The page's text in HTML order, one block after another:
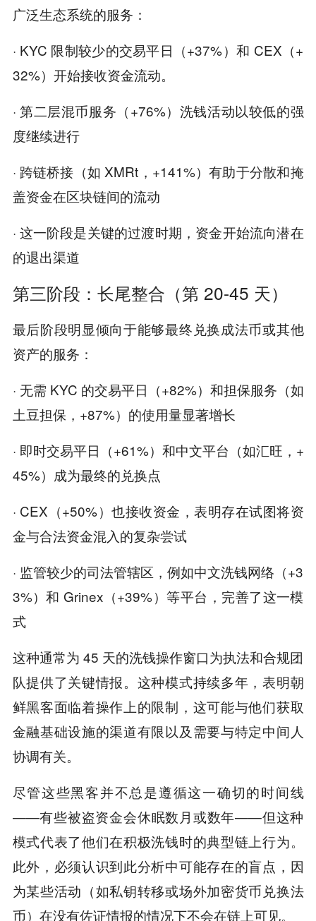
广泛生态系统的服务：
· KYC 限制较少的交易平日（+37%）和 CEX（+
32%）开始接收资金流动。
· 第二层混币服务（+76%）洗钱活动以较低的强
度继续进行
· 跨链桥接（如 XMRt，+141%）有助于分散和掩
盖资金在区块链间的流动
· 这一阶段是关键的过渡时期，资金开始流向潜在
的退出渠道
第三阶段：长尾整合（第 20-45 天）
最后阶段明显倾向于能够最终兑换成法币或其他
资产的服务：
· 无需 KYC 的交易平日（+82%）和担保服务（如
土豆担保，+87%）的使用量显著增长
· 即时交易平日（+61%）和中文平台（如汇旺，+
45%）成为最终的兑换点
· CEX（+50%）也接收资金，表明存在试图将资
金与合法资金混入的复杂尝试
· 监管较少的司法管辖区，例如中文洗钱网络（+3
3%）和 Grinex（+39%）等平台，完善了这一模
式
这种通常为 45 天的洗钱操作窗口为执法和合规团
队提供了关键情报。这种模式持续多年，表明朝
鲜黑客面临着操作上的限制，这可能与他们获取
金融基础设施的渠道有限以及需要与特定中间人
协调有关。
尽管这些黑客并不总是遵循这一确切的时间线
——有些被盗资金会休眠数月或数年——但这种
模式代表了他们在积极洗钱时的典型链上行为。
此外，必须认识到此分析中可能存在的盲点，因
为某些活动（如私钥转移或场外加密货币兑换法
币）在没有佐证情报的情况下不会在链上可见。